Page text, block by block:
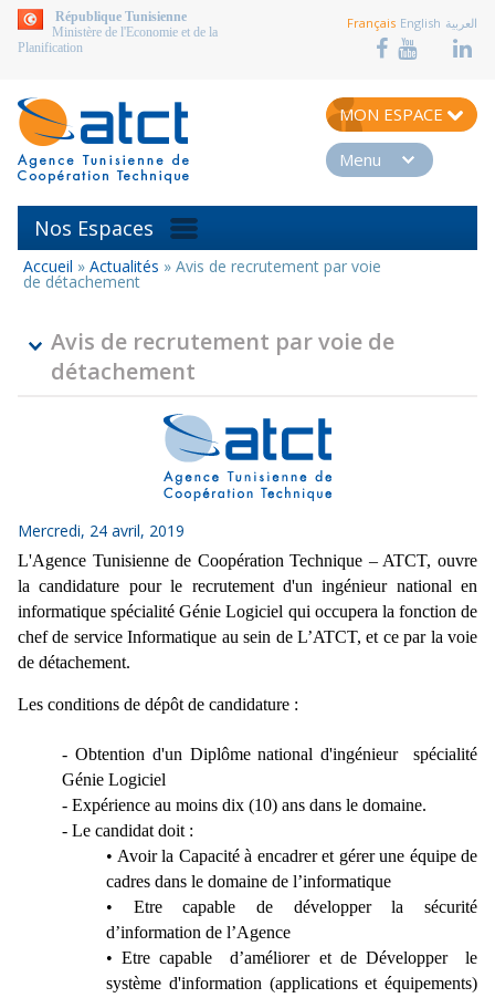
aller au contenu
République Tunisienne
Ministère de l'Economie et de la
Planification
Français English العربية
MON ESPACE
Menu
Nos Espaces
Vous
êtes
Accueil » Actualités » Avis de recrutement par voie
de détachement
Avis de recrutement par voie de
détachement
Mercredi, 24 avril, 2019
L'Agence Tunisienne de Coopération Technique – ATCT, ouvre
la candidature pour le recrutement d'un ingénieur national en
informatique spécialité Génie Logiciel qui occupera la fonction de
chef de service Informatique au sein de L’ATCT, et ce par la voie
de détachement.
Les conditions de dépôt de candidature :
- Obtention d'un Diplôme national d'ingénieur spécialité
Génie Logiciel
- Expérience au moins dix (10) ans dans le domaine.
- Le candidat doit :
• Avoir la Capacité à encadrer et gérer une équipe de
cadres dans le domaine de l’informatique
•
Etre capable de développer la sécurité
d’information de l’Agence
• Etre capable d’améliorer et de Développer le
système d'information (applications et équipements)